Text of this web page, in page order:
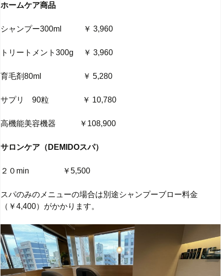
ホームケア商品
シャンプー300ml ￥ 3,960
トリートメント300g ￥ 3,960
育毛剤80ml ￥ 5,280
サプリ 90粒 ￥ 10,780
高機能美容機器 ￥108,900
サロンケア（DEMIDOスパ）
２０min ￥5,500
スパのみのメニューの場合は別途シャンプーブロー料金
（￥4,400）がかかります。